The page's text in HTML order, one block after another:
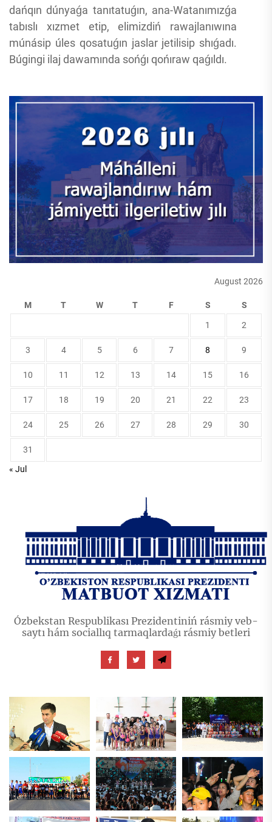
dańqın dúnyaǵa tanıtatuǵın, ana-Watanımızǵa
tabıslı xızmet etip, elimizdiń rawajlanıwına
múnásip úles qosatuǵın jaslar jetilisip shıǵadı.
Búgingi ilaj dawamında sońǵı qońıraw qaǵıldı.
August 2026
M T W T F S S
1 2
3 4 5 6 7 8 9
10 11 12 13 14 15 16
17 18 19 20 21 22 23
24 25 26 27 28 29 30
31
« Jul
Ózbekstan Respublikası Prezidentiniń rásmiy veb-
saytı hám sociallıq tarmaqlardaǵı rásmiy betleri